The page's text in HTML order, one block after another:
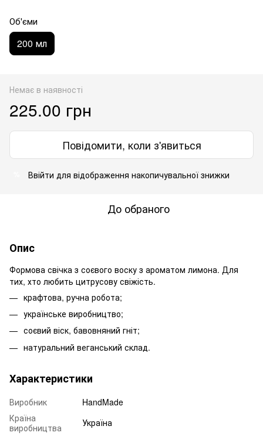
Об'єми
200 мл
Немає в наявності
225.00 грн
Повідомити, коли з'явиться
Ввійти для відображення накопичувальної знижки
До обраного
Опис
Формова свічка з соєвого воску з ароматом лимона. Для
тих, хто любить цитрусову свіжість.
крафтова, ручна робота;
українське виробництво;
соєвий віск, бавовняний гніт;
натуральний веганський склад.
Характеристики
Виробник
HandMade
Країна
виробництва
Україна